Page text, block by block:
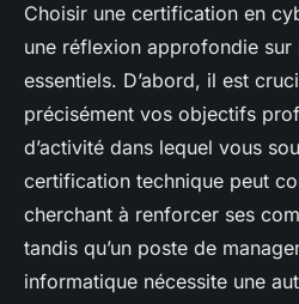
Choisir une certification en
une réflexion approfondie sur
essentiels. D’abord, il est
précisément vos objectifs
d’activité dans lequel vous
certification technique peut
cherchant à renforcer ses
tandis qu’un poste de
informatique nécessite une